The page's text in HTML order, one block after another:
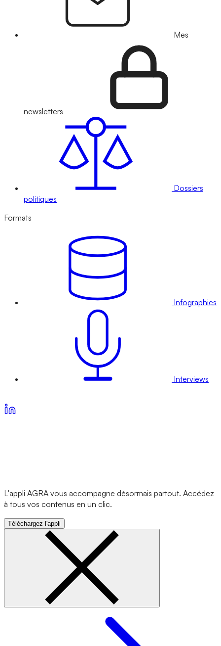
Mes
newsletters
Dossiers
politiques
Formats
Infographies
Interviews
L'appli AGRA vous accompagne désormais partout. Accédez
à tous vos contenus en un clic.
Téléchargez l'appli